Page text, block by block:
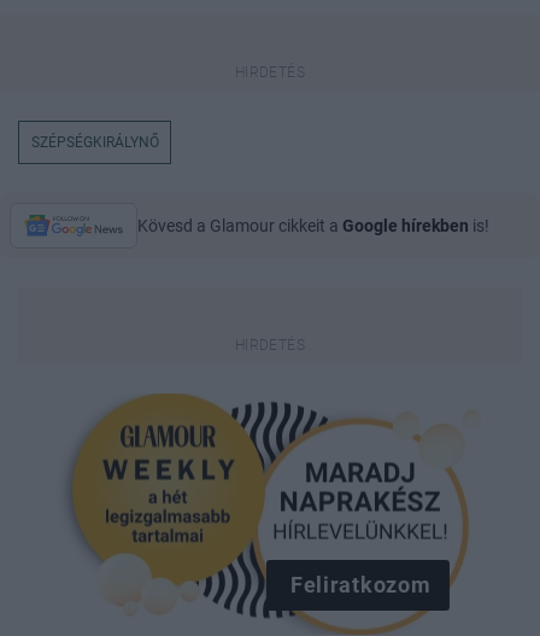
SZÉPSÉGKIRÁLYNŐ
Kövesd a Glamour cikkeit a Google hírekben is!
Feliratkozom